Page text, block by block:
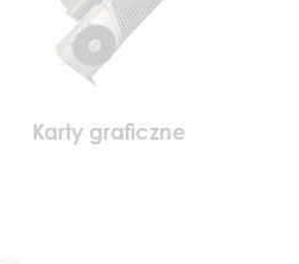
Karty graficzne